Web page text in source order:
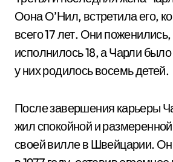
Оона О’Нил, встретила его,
всего 17 лет. Они поженились,
исполнилось 18, а Чарли
у них родилось восемь детей.
После завершения карьеры
жил спокойной и
своей вилле в Швейцарии.